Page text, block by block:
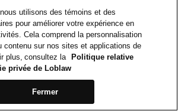
utilisons des témoins et des
pour améliorer votre expérience en
Cela comprend la personnalisation
contenu sur nos sites et applications de
plus, consultez la
Politique relative
privée de Loblaw
Fermer